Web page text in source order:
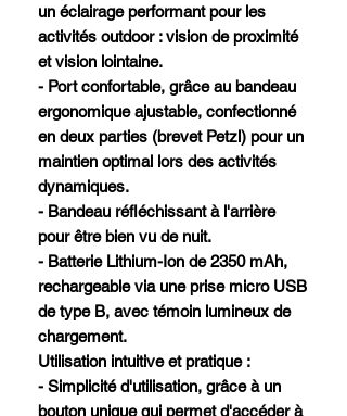
un éclairage performant pour les
activités outdoor : vision de proximité
et vision lointaine.
- Port confortable, grâce au bandeau
ergonomique ajustable, confectionné
en deux parties (brevet Petzl) pour un
maintien optimal lors des activités
dynamiques.
- Bandeau réfléchissant à l'arrière
pour être bien vu de nuit.
- Batterie Lithium-Ion de 2350 mAh,
rechargeable via une prise micro USB
de type B, avec témoin lumineux de
chargement.
Utilisation intuitive et pratique :
- Simplicité d'utilisation, grâce à un
bouton unique qui permet d'accéder à